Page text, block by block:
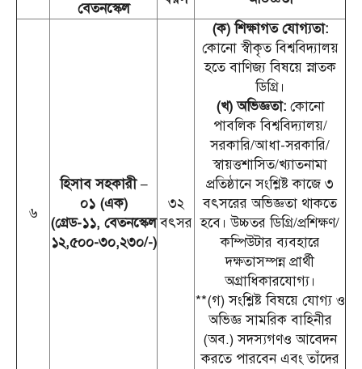
বেতনস্কেল
৬
হিসাব সহকারী –
০১ (এক)
(গ্রেড-১১, বেতনস্কেল
১২,৫০০-৩০,২৩০/-)
৩২
বৎসর
(ক) শিক্ষাগত যোগ্যতা:
কোনো স্বীকৃত বিশ্ববিদ্যালয়
হতে বাণিজ্য বিষয়ে স্নাতক
ডিগ্রি।
(খ) অভিজ্ঞতা:কোনো
পাবলিক বিশ্ববিদ্যালয়/
সরকারি/আধা-সরকারি/
স্বায়ত্তশাসিত/খ্যাতনামা
প্রতিষ্ঠানে সংশ্লিষ্ট কাজে ৩
বৎসরের অভিজ্ঞতা থাকতে
হবে। উচ্চতর ডিগ্রি/প্রশিক্ষণ/
কম্পিউটার ব্যবহারে
দক্ষতাসম্পন্ন প্রার্থী
অগ্রাধিকারযোগ্য।
**(গ) সংশ্লিষ্ট বিষয়ে যোগ্য ও
অভিজ্ঞ সামরিক বাহিনীর
(অব.) সদস্যগণও আবেদন
করতে পারবেন এবং তাঁদের